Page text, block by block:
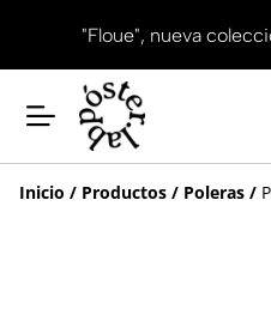
"Floue", nueva
Inicio / Productos / Poleras /